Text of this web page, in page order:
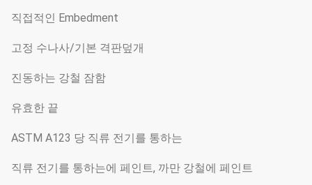
직접적인 Embedment
고정 수나사/기본 격판덮개
진동하는 강철 잠함
유효한 끝
ASTM A123 당 직류 전기를 통하는
직류 전기를 통하는에 페인트, 까만 강철에 페인트